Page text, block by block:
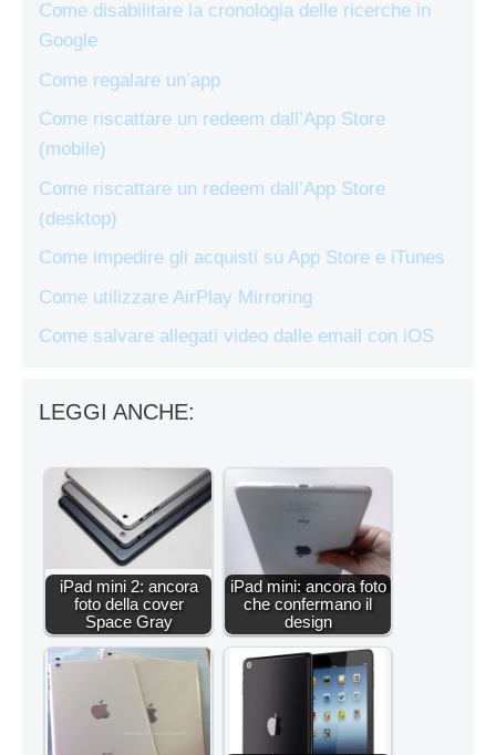
Come disabilitare la cronologia delle ricerche in
Google
Come regalare un’app
Come riscattare un redeem dall’App Store
(mobile)
Come riscattare un redeem dall’App Store
(desktop)
Come impedire gli acquisti su App Store e iTunes
Come utilizzare AirPlay Mirroring
Come salvare allegati video dalle email con iOS
LEGGI ANCHE:
iPad mini 2: ancora
foto della cover
Space Gray
iPad mini: ancora foto
che confermano il
design